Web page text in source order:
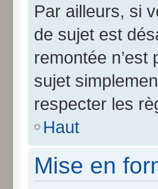
Par ailleurs, si
de sujet est
remontée
sujet
respecter les
Haut
Mise en